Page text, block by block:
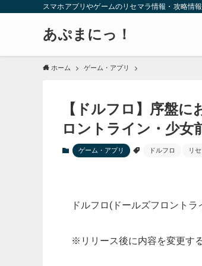
スマホアプリやゲームのリセマラ情報・攻略情
あぷまにっ！
ホーム ゲーム・アプリ
【ドルフロ】序盤
ロントライン・少女
ゲーム・アプリ ドルフロ リ
ドルフロ(ドールズフロント
※リリース後に内容を変更す